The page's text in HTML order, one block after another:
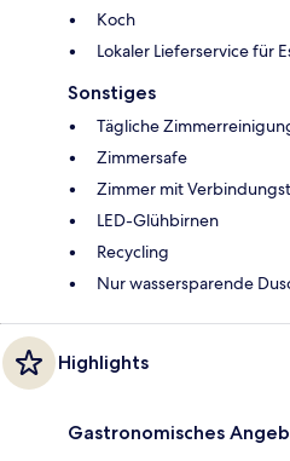
Koch
Lokaler Lieferservice für
Sonstiges
Tägliche
Zimmersafe
Zimmer mit
LED-Glühbirnen
Recycling
Nur wassersparende
Highlights
Gastronomisches